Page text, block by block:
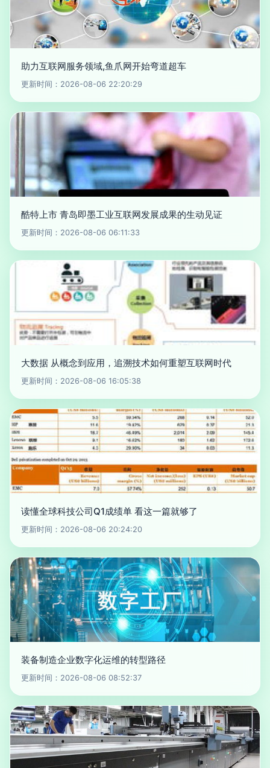
助力互联网服务领域,鱼爪网开始弯道超车
更新时间：2026-08-06 22:20:29
酷特上市 青岛即墨工业互联网发展成果的生动见证
更新时间：2026-08-06 06:11:33
大数据 从概念到应用，追溯技术如何重塑互联网时代
更新时间：2026-08-06 16:05:38
读懂全球科技公司Q1成绩单 看这一篇就够了
更新时间：2026-08-06 20:24:20
装备制造企业数字化运维的转型路径
更新时间：2026-08-06 08:52:37